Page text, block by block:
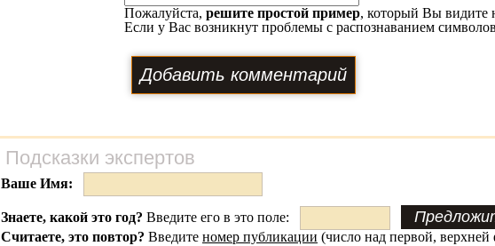
Пожалуйста, решите простой пример, который Вы видите
Если у Вас возникнут проблемы с распознаванием
Подсказки экспертов
Ваше Имя:
Знаете, какой это год? Введите его в это поле:
Считаете, это повтор? Введите номер публикации (число над первой,